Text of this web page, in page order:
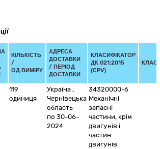
КІЛЬКІСТЬ
/
ОД.ВИМІРУ
АДРЕСА
ДОСТАВКИ
/ ПЕРІОД
ДОСТАВКИ
КЛАСИФІКАТОР
ДК 021:2015
(CPV)
119
одиниця
Україна ,
Чернівецька
область
по 30-06-
2024
34320000-6
Механічні
запасні
частини, крім
двигунів і
частин
двигунів